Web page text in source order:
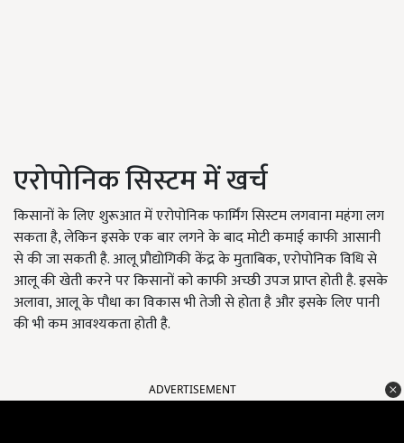
एरोपोनिक सिस्टम में खर्च
किसानों के लिए शुरूआत में एरोपोनिक फार्मिंग सिस्टम लगवाना महंगा लग
सकता है, लेकिन इसके एक बार लगने के बाद मोटी कमाई काफी आसानी
से की जा सकती है. आलू प्रौद्योगिकी केंद्र के मुताबिक, एरोपोनिक विधि से
आलू की खेती करने पर किसानों को काफी अच्छी उपज प्राप्त होती है. इसके
अलावा, आलू के पौधा का विकास भी तेजी से होता है और इसके लिए पानी
की भी कम आवश्यकता होती है.
ADVERTISEMENT